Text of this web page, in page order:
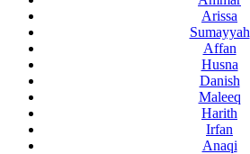
Arissa
Sumayyah
Affan
Husna
Danish
Maleeq
Harith
Irfan
Anaqi